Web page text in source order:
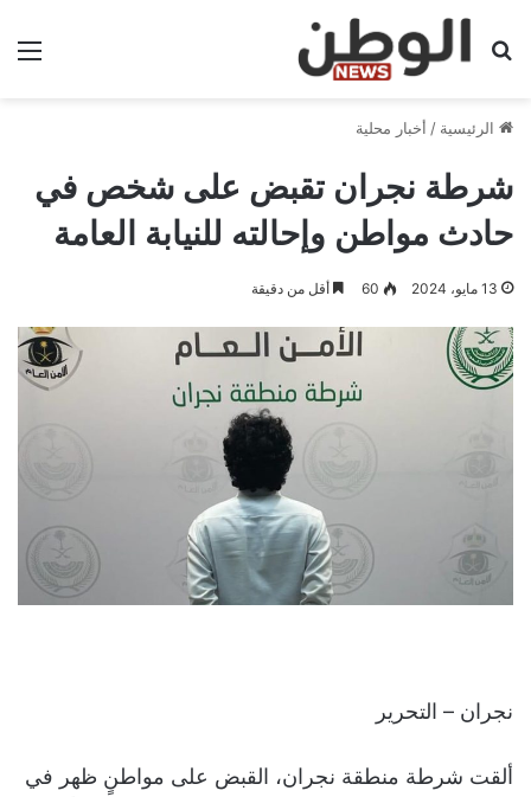
بحث عن
الرئيسية / أخبار محلية
شرطة نجران تقبض على شخص في
حادث مواطن وإحالته للنيابة العامة
13 مايو، 2024 60 أقل من دقيقة
نجران – التحرير
ألقت شرطة منطقة نجران، القبض على مواطنٍ ظهر في